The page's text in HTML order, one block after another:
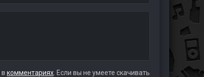
комментариях. Если вы не умеете скачивать